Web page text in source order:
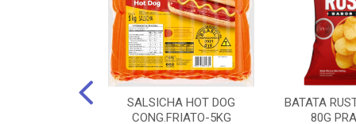
SALSICHA HOT DOG
CONG.FRIATO-5KG
BATATA
80G